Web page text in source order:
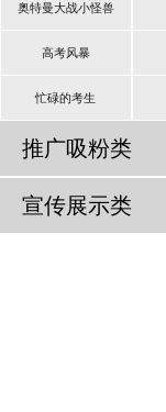
奥特曼大战小怪兽
高考风暴
忙碌的考生
推广吸粉类
宣传展示类